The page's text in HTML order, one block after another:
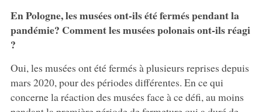
En Pologne, les musées ont-ils été fermés pendant la
pandémie? Comment les musées polonais ont-ils réagi
?
Oui, les musées ont été fermés à plusieurs reprises depuis
mars 2020, pour des périodes différentes. En ce qui
concerne la réaction des musées face à ce défi, au moins